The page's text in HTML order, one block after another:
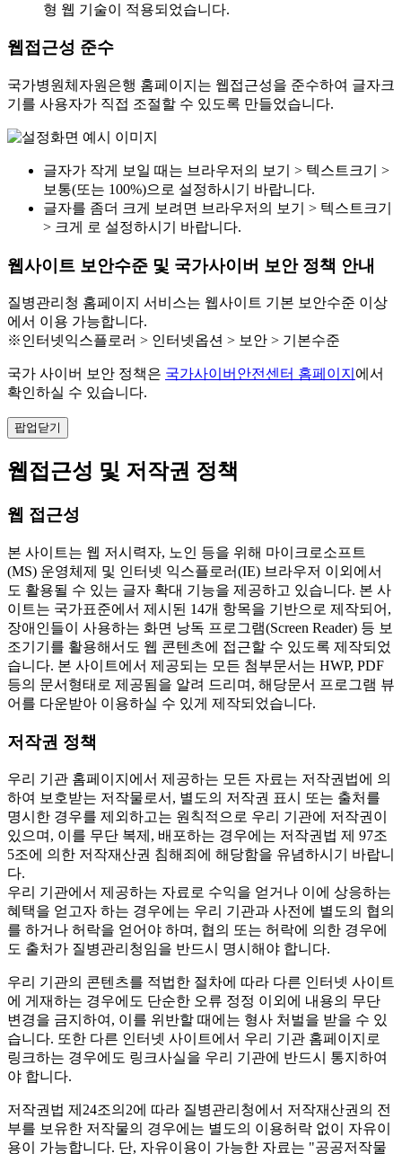
형 웹 기술이 적용되었습니다.
웹접근성 준수
국가병원체자원은행 홈페이지는 웹접근성을 준수하여 글자크
기를 사용자가 직접 조절할 수 있도록 만들었습니다.
글자가 작게 보일 때는 브라우저의 보기 > 텍스트크기 >
보통(또는 100%)으로 설정하시기 바랍니다.
글자를 좀더 크게 보려면 브라우저의 보기 > 텍스트크기
> 크게 로 설정하시기 바랍니다.
웹사이트 보안수준 및 국가사이버 보안 정책 안내
질병관리청 홈페이지 서비스는 웹사이트 기본 보안수준 이상
에서 이용 가능합니다.
※인터넷익스플로러 > 인터넷옵션 > 보안 > 기본수준
국가 사이버 보안 정책은 국가사이버안전센터 홈페이지 에서
확인하실 수 있습니다.
팝업닫기
웹접근성 및 저작권 정책
웹 접근성
본 사이트는 웹 저시력자, 노인 등을 위해 마이크로소프트
(MS) 운영체제 및 인터넷 익스플로러(IE) 브라우저 이외에서
도 활용될 수 있는 글자 확대 기능을 제공하고 있습니다. 본 사
이트는 국가표준에서 제시된 14개 항목을 기반으로 제작되어,
장애인들이 사용하는 화면 낭독 프로그램(Screen Reader) 등 보
조기기를 활용해서도 웹 콘텐츠에 접근할 수 있도록 제작되었
습니다. 본 사이트에서 제공되는 모든 첨부문서는 HWP, PDF
등의 문서형태로 제공됨을 알려 드리며, 해당문서 프로그램 뷰
어를 다운받아 이용하실 수 있게 제작되었습니다.
저작권 정책
우리 기관 홈페이지에서 제공하는 모든 자료는 저작권법에 의
하여 보호받는 저작물로서, 별도의 저작권 표시 또는 출처를
명시한 경우를 제외하고는 원칙적으로 우리 기관에 저작권이
있으며, 이를 무단 복제, 배포하는 경우에는 저작권법 제 97조
5조에 의한 저작재산권 침해죄에 해당함을 유념하시기 바랍니
다.
우리 기관에서 제공하는 자료로 수익을 얻거나 이에 상응하는
혜택을 얻고자 하는 경우에는 우리 기관과 사전에 별도의 협의
를 하거나 허락을 얻어야 하며, 협의 또는 허락에 의한 경우에
도 출처가 질병관리청임을 반드시 명시해야 합니다.
우리 기관의 콘텐츠를 적법한 절차에 따라 다른 인터넷 사이트
에 게재하는 경우에도 단순한 오류 정정 이외에 내용의 무단
변경을 금지하여, 이를 위반할 때에는 형사 처벌을 받을 수 있
습니다. 또한 다른 인터넷 사이트에서 우리 기관 홈페이지로
링크하는 경우에도 링크사실을 우리 기관에 반드시 통지하여
야 합니다.
저작권법 제24조의2에 따라 질병관리청에서 저작재산권의 전
부를 보유한 저작물의 경우에는 별도의 이용허락 없이 자유이
용이 가능합니다. 단, 자유이용이 가능한 자료는 "공공저작물